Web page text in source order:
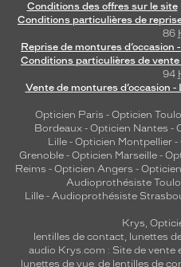
Conditions des offres sur le site
Conditions particulières de
86
Reprise de montures
Conditions particulières de vente
94
Vente de montures d’occasion
Opticien Paris - Opticien
Bordeaux- Opticien Nantes -
Lille - Opticien Montpellier -
Grenoble - Opticien Marseille -
Reims - Opticien Angers -
Audioprothésiste
Lille- Audioprothésiste
Krys,
lentilles de contact, lunettes
audio Krys.com : Site de vente
lunettes de vue, de lentilles de